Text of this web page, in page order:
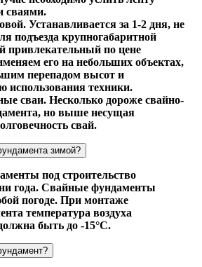
сваями.
Устанавливается за 1-2 дня, не
подъезда крупногабаритной
привлекательный по цене
его на небольших объектах,
перепадом высот и
использования техники.
сваи. Несколько дороже свайно-
но выше несущая
свай.
зимой?
под строительство
года. Свайные фундаменты
погоде. При монтаже
температура воздуха
быть до -15°С.